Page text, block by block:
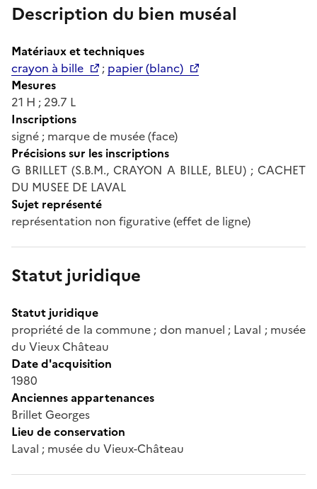
Description du bien muséal
Matériaux et techniques
crayon à bille
; papier (blanc)
Mesures
21 H ; 29.7 L
Inscriptions
signé ; marque de musée (face)
Précisions sur les inscriptions
G BRILLET (S.B.M., CRAYON A BILLE, BLEU) ; CACHET
DU MUSEE DE LAVAL
Sujet représenté
représentation non figurative (effet de ligne)
Statut juridique
Statut juridique
propriété de la commune ; don manuel ; Laval ; musée
du Vieux Château
Date d'acquisition
1980
Anciennes appartenances
Brillet Georges
Lieu de conservation
Laval ; musée du Vieux-Château